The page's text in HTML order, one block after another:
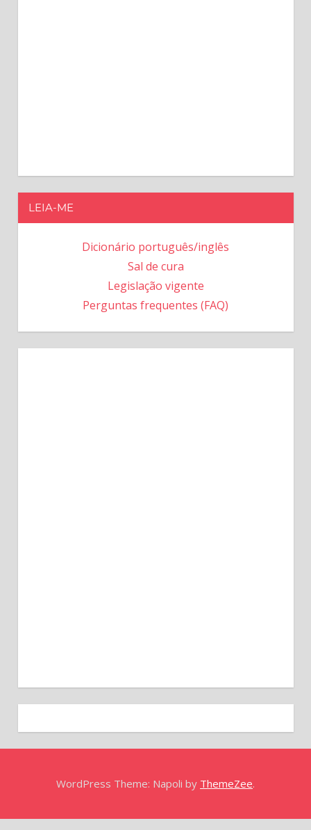
LEIA-ME
Dicionário português/inglês
Sal de cura
Legislação vigente
Perguntas frequentes (FAQ)
WordPress Theme: Napoli by ThemeZee.